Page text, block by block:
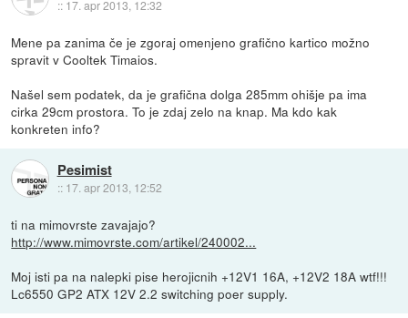
:: 17. apr 2013, 12:32
Mene pa zanima če je zgoraj omenjeno grafično kartico možno
spravit v Cooltek Timaios.
Našel sem podatek, da je grafična dolga 285mm ohišje pa ima
cirka 29cm prostora. To je zdaj zelo na knap. Ma kdo kak
konkreten info?
Pesimist
:: 17. apr 2013, 12:52
ti na mimovrste zavajajo?
http://www.mimovrste.com/artikel/240002...
Moj isti pa na nalepki pise herojicnih +12V1 16A, +12V2 18A wtf!!!
Lc6550 GP2 ATX 12V 2.2 switching poer supply.